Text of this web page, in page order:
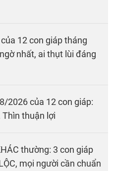
12 con giáp tháng
nhất, ai thụt lùi đáng
2026 của 12 con giáp:
Thìn thuận lợi
thường: 3 con giáp
mọi người cần chuẩn